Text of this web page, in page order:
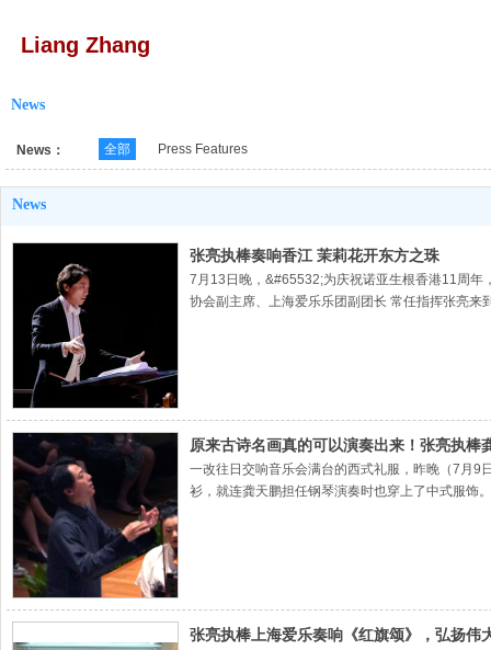
Liang Zhang
News
News： 全部 Press Features
News
张亮执棒奏响香江 茉莉花开东方之珠
7月13日晚，&#65532;为庆祝诺亚生根香港11周年
协会副主席、上海爱乐乐团副团长 常任指挥张亮
原来古诗名画真的可以演奏出来！张亮执
一改往日交响音乐会满台的西式礼服，昨晚（7月9
衫，就连龚天鹏担任钢琴演奏时也穿上了中式服饰
张亮执棒上海爱乐奏响《红旗颂》，弘扬伟